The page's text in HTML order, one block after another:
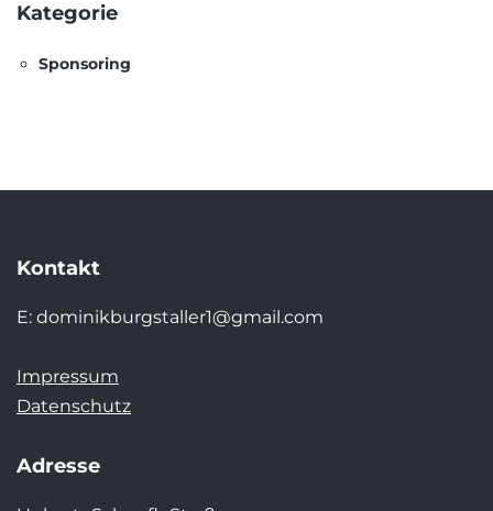
Kategorie
Sponsoring
Kontakt
E: dominikburgstaller1@gmail.com
Impressum
Datenschutz
Adresse